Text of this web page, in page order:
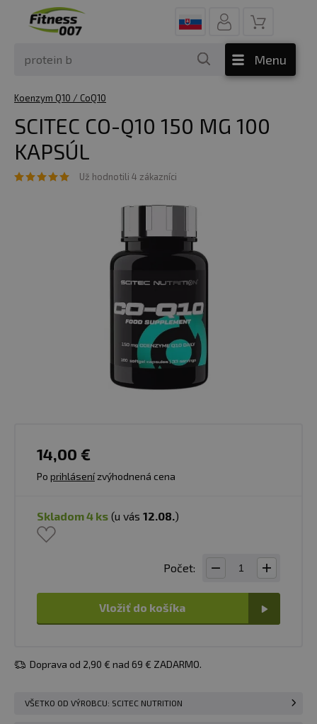
Menu
Koenzym Q10 / CoQ10
SCITEC CO-Q10 150 MG 100
KAPSÚL
Už hodnotili 4 zákazníci
14,00 €
Po prihlásenízvýhodnená cena
skladom 4 ks (u vás 12.08.)
Počet:
Vložiť do košíka
Doprava od 2,90 € nad 69 € ZADARMO.
VŠETKO OD VÝROBCU: SCITEC NUTRITION